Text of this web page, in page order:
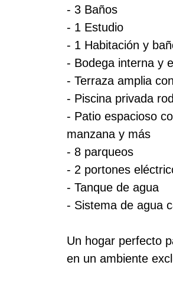
- 3 Baños
- 1 Estudio
- 1 Habitación y
- Bodega interna y
- Terraza amplia
- Piscina privada
- Patio espacioso
manzana y más
- 8 parqueos
- 2 portones
- Tanque de agua
- Sistema de agua
Un hogar perfecto
en un ambiente